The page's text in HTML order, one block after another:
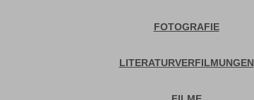
FOTOGRAFIE
LITERATURVERFILMUNGEN